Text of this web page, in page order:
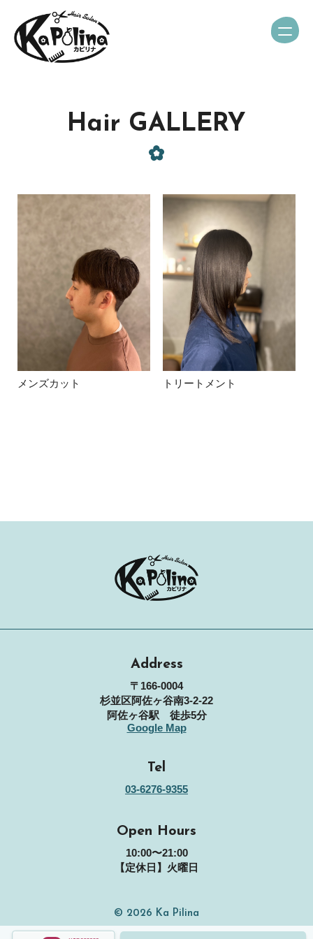
Hair GALLERY
メンズカット トリートメント
Address
〒166-0004
杉並区阿佐ヶ谷南3-2-22
阿佐ヶ谷駅 徒歩5分
Google Map
Tel
03-6276-9355
Open Hours
10:00〜21:00
【定休日】火曜日
© 2026 Ka Pilina